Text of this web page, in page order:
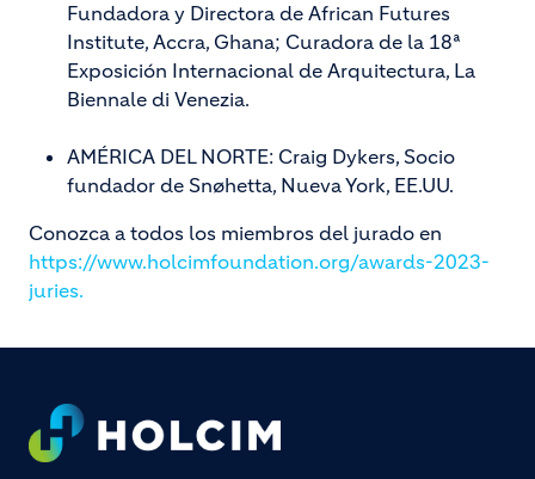
Fundadora y Directora de African Futures
Institute, Accra, Ghana; Curadora de la 18ª
Exposición Internacional de Arquitectura, La
Biennale di Venezia.
AMÉRICA DEL NORTE: Craig Dykers, Socio
fundador de Snøhetta, Nueva York, EE.UU.
Conozca a todos los miembros del jurado en
https://www.holcimfoundation.org/awards-2023-
juries.
Footer